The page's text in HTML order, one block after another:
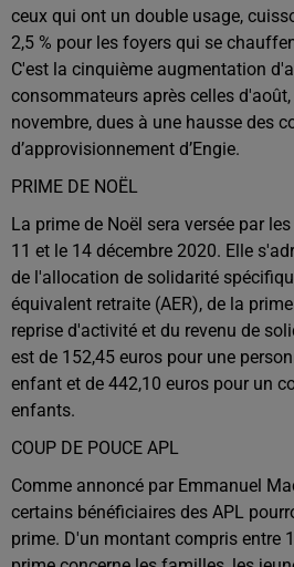
ceux qui ont un double usage,
2,5 % pour les foyers qui se
C'est la cinquième augmentation
consommateurs après celles
novembre, dues à une hausse des
d’approvisionnement d’Engie.
PRIME DE NOËL
La prime de Noël sera versée par
11 et le 14 décembre 2020. Elle
de l'allocation de solidarité
équivalent retraite (AER), de la
reprise d'activité et du revenu de
est de 152,45 euros pour une
enfant et de 442,10 euros pour un
enfants.
COUP DE POUCE APL
Comme annoncé par Emmanuel
certains bénéficiaires des APL
prime. D'un montant compris entre